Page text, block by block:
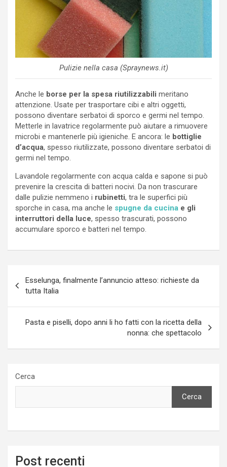
Pulizie nella casa (Spraynews.it)
Anche le borse per la spesa riutilizzabili meritano
attenzione. Usate per trasportare cibi e altri oggetti,
possono diventare serbatoi di sporco e germi nel tempo.
Metterle in lavatrice regolarmente può aiutare a rimuovere
microbi e mantenerle più igieniche. E ancora: le bottiglie
d’acqua, spesso riutilizzate, possono diventare serbatoi di
germi nel tempo.
Lavandole regolarmente con acqua calda e sapone si può
prevenire la crescita di batteri nocivi. Da non trascurare
dalle pulizie nemmeno i rubinetti, tra le superfici più
sporche in casa, ma anche le spugne da cucina e gli
interruttori della luce, spesso trascurati, possono
accumulare sporco e batteri nel tempo.
articoli
Esselunga, finalmente l’annuncio atteso: richieste da
tutta Italia
Pasta e piselli, dopo anni li ho fatti con la ricetta della
nonna: che spettacolo
Cerca
Cerca
Post recenti